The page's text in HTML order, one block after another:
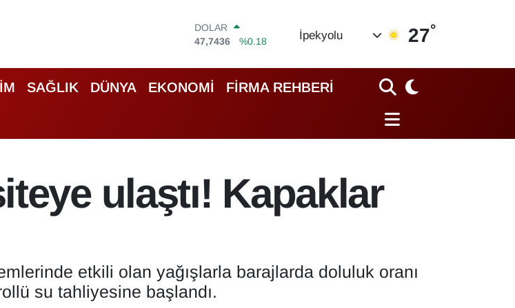
EURO
55,2510
%0.32
64,4811
%0.38
GRAM ALTIN
BITCOIN
İpekyolu 27°
SAĞLIK DÜNYA EKONOMİ FİRMA REHBERİ
ulaştı! Kapaklar
etkili olan yağışlarla barajlarda doluluk oranı
su tahliyesine başlandı.